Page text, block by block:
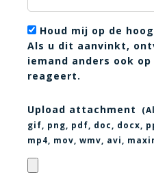
Houd mij op de
Als u dit aanvinkt,
iemand anders ook
reageert.
Upload attachment
gif, png, pdf, doc, docx,
mp4, mov, wmv, avi
,